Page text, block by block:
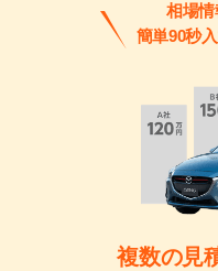
相場情
簡単90秒
複数の見